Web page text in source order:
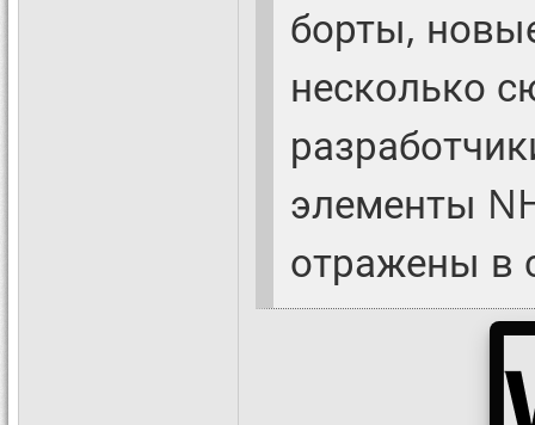
борты,
несколько
элементы
отражены в